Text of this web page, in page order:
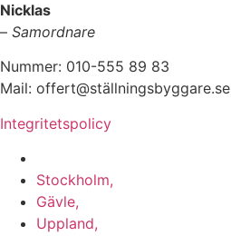
Nicklas
– Samordnare
Nummer: 010-555 89 83
Mail: offert@ställningsbyggare.se
Integritetspolicy
Stockholm,
Gävle,
Uppland,